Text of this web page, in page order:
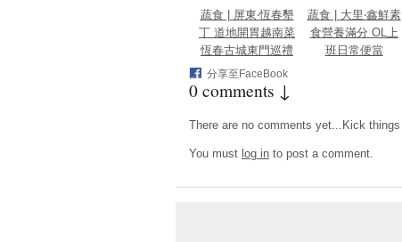
蔬食 | 屏東‧恆春墾
丁 道地開胃越南菜
恆春古城東門巡禮
蔬食 | 大里‧鑫鮮素
食營養滿分 OL上
班日常便當
分享至FaceBook
0 comments ↓
There are no comments yet...Kick
You must log in to post a comment.